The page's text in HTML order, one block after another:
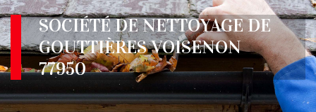
SOCIÉTÉ DE NETTOYAGE DE
GOUTTIÈRES VOISENON
77950